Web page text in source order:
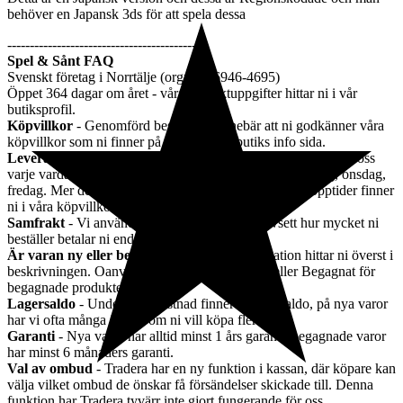
behöver en Japansk 3ds för att spela dessa
--------------------------------------------
Spel & Sånt FAQ
Svenskt företag i Norrtälje (orgnr:556946-4695)
Öppet 364 dagar om året - våra kontaktuppgifter hittar ni i vår
butiksprofil.
Köpvillkor - Genomförd beställning innebär att ni godkänner våra
köpvillkor som ni finner på i vår tradera butiks info sida.
Leverans
- Beställningar med Postnord leverans skickas från oss
varje vardag, beställningar med Schenker skickas måndag, onsdag,
fredag. Mer detaljerad information om leverans och stopptider finner
ni i våra köpvillkor.
Samfrakt - Vi använder oss av enhetsfrakt, oavsett hur mycket ni
beställer betalar ni endast en frakt.
Är varan ny eller begagnad?
- Denna information hittar ni överst i
beskrivningen. Oanvänt för helt nya produkter eller Begagnat för
begagnade produkter.
Lagersaldo - Under fraktkostnad finner ni lagersaldo, på nya varor
har vi ofta många i lager om ni vill köpa fler.
Garanti - Nya varor har alltid minst 1 års garanti, begagnade varor
har minst 6 månaders garanti.
Val av ombud - Tradera har en ny funktion i kassan, där köpare kan
välja vilket ombud de önskar få försändelser skickade till. Denna